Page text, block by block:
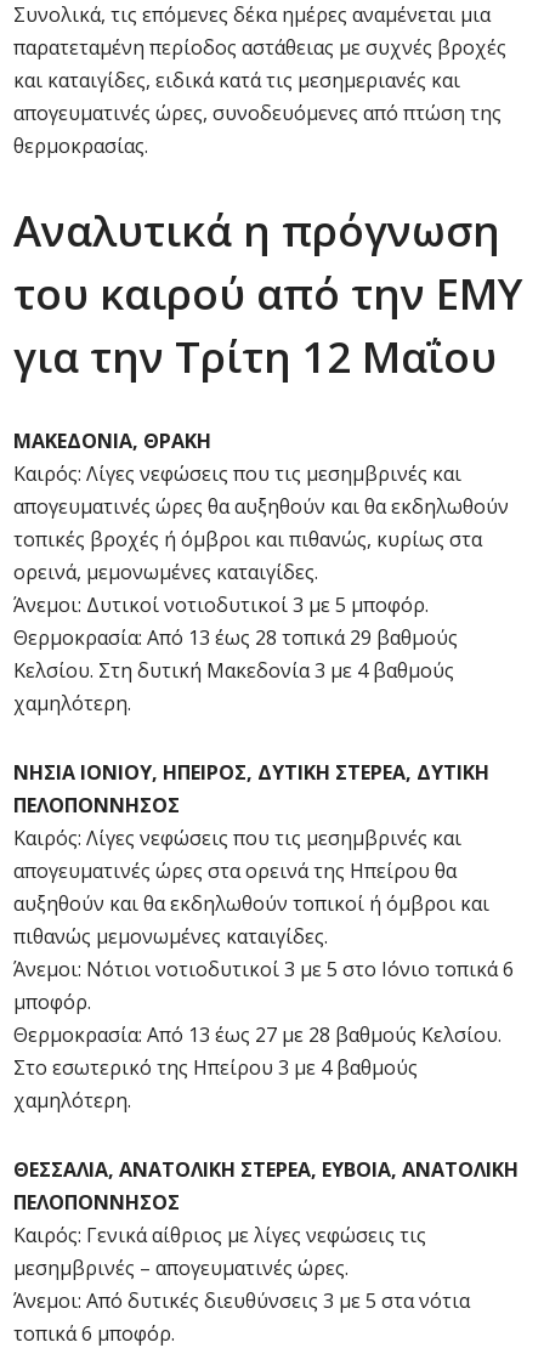
Συνολικά, τις επόμενες δέκα ημέρες αναμένεται μια
παρατεταμένη περίοδος αστάθειας με συχνές βροχές
και καταιγίδες, ειδικά κατά τις μεσημεριανές και
απογευματινές ώρες, συνοδευόμενες από πτώση της
θερμοκρασίας.
Αναλυτικά η πρόγνωση
του καιρού από την ΕΜΥ
για την Τρίτη 12 Μαΐου
ΜΑΚΕΔΟΝΙΑ, ΘΡΑΚΗ
Καιρός: Λίγες νεφώσεις που τις μεσημβρινές και
απογευματινές ώρες θα αυξηθούν και θα εκδηλωθούν
τοπικές βροχές ή όμβροι και πιθανώς, κυρίως στα
ορεινά, μεμονωμένες καταιγίδες.
Άνεμοι: Δυτικοί νοτιοδυτικοί 3 με 5 μποφόρ.
Θερμοκρασία: Από 13 έως 28 τοπικά 29 βαθμούς
Κελσίου. Στη δυτική Μακεδονία 3 με 4 βαθμούς
χαμηλότερη.
ΝΗΣΙΑ ΙΟΝΙΟΥ, ΗΠΕΙΡΟΣ, ΔΥΤΙΚΗ ΣΤΕΡΕΑ, ΔΥΤΙΚΗ
ΠΕΛΟΠΟΝΝΗΣΟΣ
Καιρός: Λίγες νεφώσεις που τις μεσημβρινές και
απογευματινές ώρες στα ορεινά της Ηπείρου θα
αυξηθούν και θα εκδηλωθούν τοπικοί ή όμβροι και
πιθανώς μεμονωμένες καταιγίδες.
Άνεμοι: Νότιοι νοτιοδυτικοί 3 με 5 στο Ιόνιο τοπικά 6
μποφόρ.
Θερμοκρασία: Από 13 έως 27 με 28 βαθμούς Κελσίου.
Στο εσωτερικό της Ηπείρου 3 με 4 βαθμούς
χαμηλότερη.
ΘΕΣΣΑΛΙΑ, ΑΝΑΤΟΛΙΚΗ ΣΤΕΡΕΑ, ΕΥΒΟΙΑ, ΑΝΑΤΟΛΙΚΗ
ΠΕΛΟΠΟΝΝΗΣΟΣ
Καιρός: Γενικά αίθριος με λίγες νεφώσεις τις
μεσημβρινές – απογευματινές ώρες.
Άνεμοι: Από δυτικές διευθύνσεις 3 με 5 στα νότια
τοπικά 6 μποφόρ.